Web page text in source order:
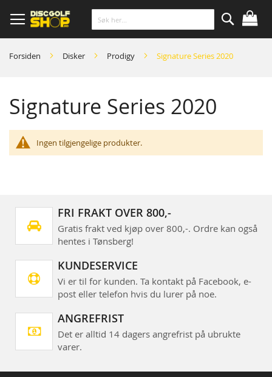
to
Content
Søk
Forsiden Disker Prodigy Signature Series 2020
Signature Series 2020
Ingen tilgjengelige produkter.
FRI FRAKT OVER 800,-
Gratis frakt ved kjøp over 800,-. Ordre kan også
hentes i Tønsberg!
KUNDESERVICE
Vi er til for kunden. Ta kontakt på Facebook, e-
post eller telefon hvis du lurer på noe.
ANGREFRIST
Det er alltid 14 dagers angrefrist på ubrukte
varer.